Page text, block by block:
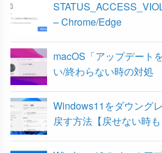
– Chrome/Edge
macOS「アップデート
い/終わらない時の対処
Windows11をダウング
戻す方法【戻せない時も